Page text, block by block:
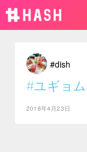
#dish
#ユギョム
2018年4月23日